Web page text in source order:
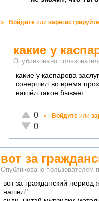
» Войдите или
какие у
Опубликовано
какие у каспарова
совершил во время
нашёл.такое бывает.
Отлично!
0
Неадекватно!
0
» Войдите или
вот за
Опубликовано пользователем
вот за гражданский
нашел".